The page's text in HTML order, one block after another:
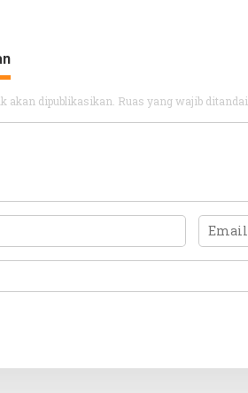
akan dipublikasikan. Ruas yang wajib ditandai